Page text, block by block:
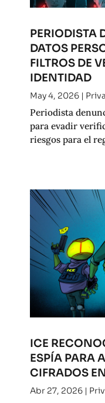
PERIODISTA
DATOS
FILTROS DE
IDENTIDAD
May 4, 2026|
Periodista
para evadir
riesgos para el
ICE
ESPÍA PARA
CIFRADOS
Abr 27, 2026|